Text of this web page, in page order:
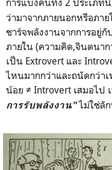
ว่ามาจากภายนอกหรือภาย
ชาร์จพลังงานจากการอยู่
ภายใน (ความคิด,จินตนา
เป็น Extrovert และ
ไหนมากกว่าและถนัดกว่า
น้อย ≠ Introvert เสมอไป
การรับพลังงาน"ไม่ใช่ลั